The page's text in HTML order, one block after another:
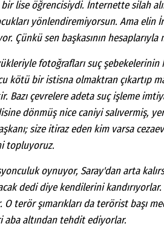
bir lise öğrencisiydi. İnternette silah
yönlendiremiyorsun. Ama elin
Çünkü sen başkasının hesaplarıyla
fotoğrafları suç şebekelerinin
kötü bir istisna olmaktran çıkartıp
Bazı çevrelere adeta suç işleme
dönmüş nice caniyi salıvermiş,
size itiraz eden kim varsa
topluyoruz.
oynuyor, Saray'dan arta
dedi diye kendilerini
O terör şımarıkları da terörist başı
aba altından tehdit ediyorlar.